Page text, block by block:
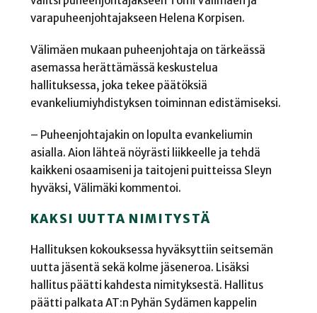
varapuheenjohtajakseen Helena Korpisen.
Välimäen mukaan puheenjohtaja on tärkeässä
asemassa herättämässä keskustelua
hallituksessa, joka tekee päätöksiä
evankeliumiyhdistyksen toiminnan edistämiseksi.
– Puheenjohtajakin on lopulta evankeliumin
asialla. Aion lähteä nöyrästi liikkeelle ja tehdä
kaikkeni osaamiseni ja taitojeni puitteissa Sleyn
hyväksi, Välimäki kommentoi.
KAKSI UUTTA NIMITYSTÄ
Hallituksen kokouksessa hyväksyttiin seitsemän
uutta jäsentä sekä kolme jäseneroa. Lisäksi
hallitus päätti kahdesta nimityksestä. Hallitus
päätti palkata AT:n Pyhän Sydämen kappelin